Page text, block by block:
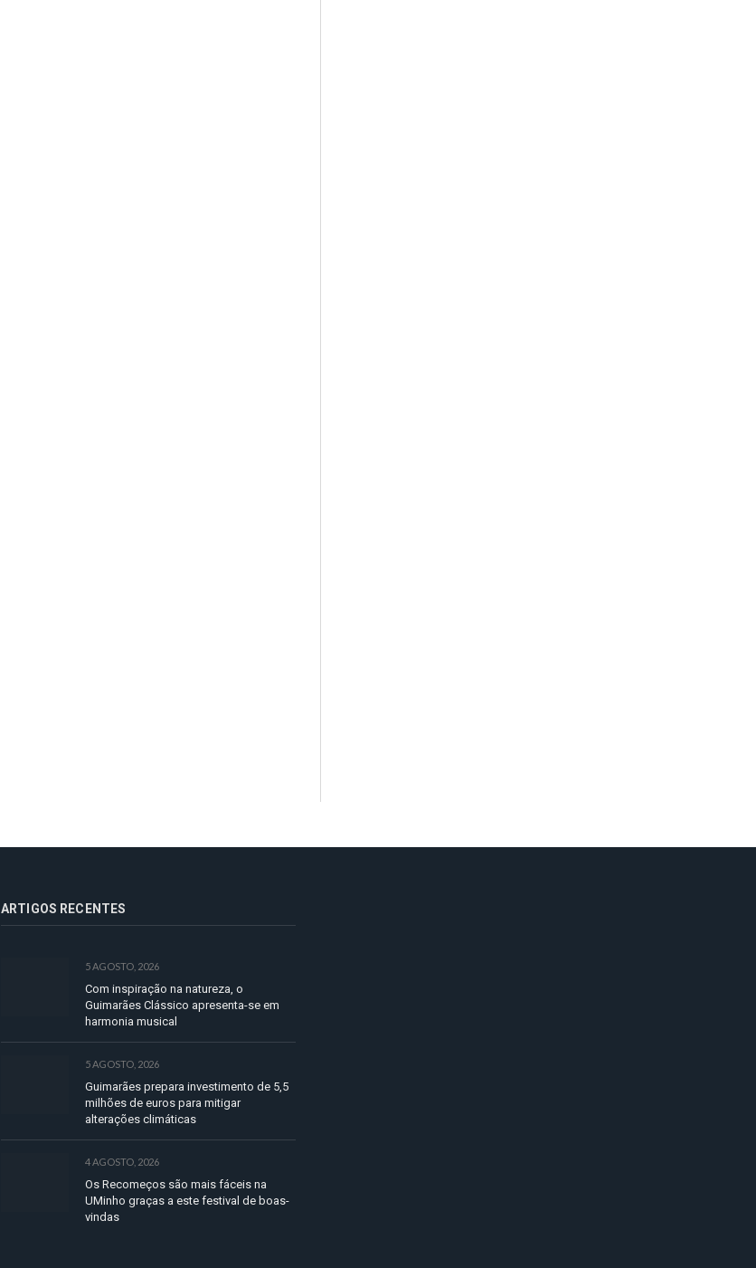
ARTIGOS RECENTES
5 AGOSTO, 2026
Com inspiração na natureza, o
Guimarães Clássico apresenta-se em
harmonia musical
5 AGOSTO, 2026
Guimarães prepara investimento de 5,5
milhões de euros para mitigar
alterações climáticas
4 AGOSTO, 2026
Os Recomeços são mais fáceis na
UMinho graças a este festival de boas-
vindas